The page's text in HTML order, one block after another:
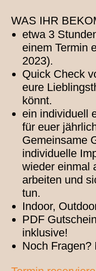
WAS IHR
etwa 3
einem Termin
2023).
Quick Check
eure
könnt.
ein individuell
für euer
Gemeinsame
individuelle
wieder einmal
arbeiten und
tun.
Indoor,
PDF
inklusive!
Noch Fragen?